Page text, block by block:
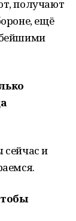
получают
ещё
и